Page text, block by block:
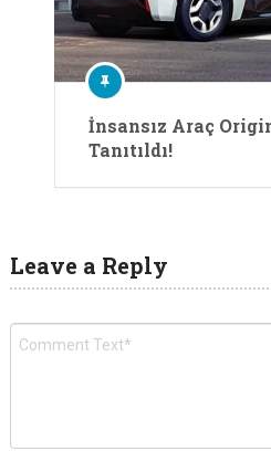
İnsansız Araç
Tanıtıldı!
Leave a Reply